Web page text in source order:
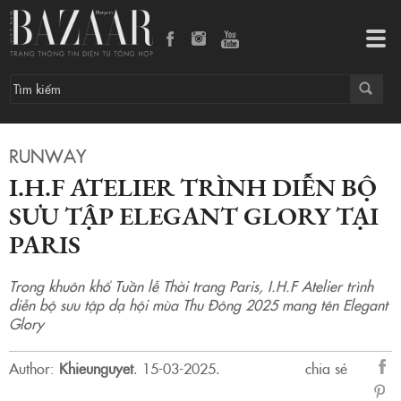
RUNWAY
I.H.F ATELIER TRÌNH DIỄN BỘ
SƯU TẬP ELEGANT GLORY TẠI
PARIS
Trong khuôn khổ Tuần lễ Thời trang Paris, I.H.F Atelier trình
diễn bộ sưu tập dạ hội mùa Thu Đông 2025 mang tên Elegant
Glory
Author: Khieunguyet. 15-03-2025.
chia sẻ
sẻ